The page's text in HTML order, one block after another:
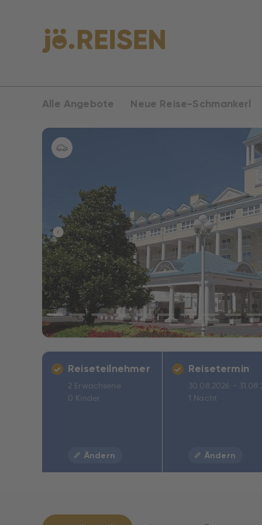
Alle Angebote Neue Reise-Schmankerl
Reiseteilnehmer
2 Erwachsene
0 Kinder
Ändern
Reisetermin
30.08.2026 -
1 Nacht
Ändern